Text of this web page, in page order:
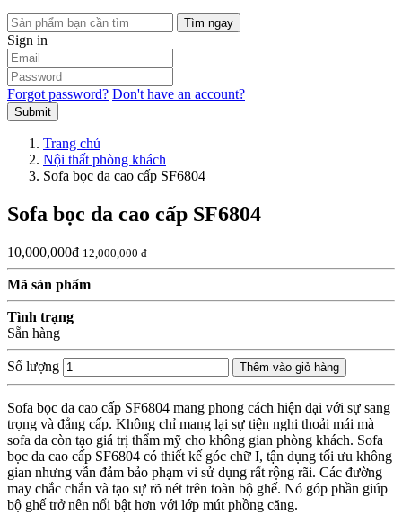
Tìm ngay
Sign in
Forgot password? Don't have an account?
Submit
Trang chủ
Nội thất phòng khách
Sofa bọc da cao cấp SF6804
Sofa bọc da cao cấp SF6804
10,000,000đ 12,000,000 đ
Mã sản phẩm
Tình trạng
Sẵn hàng
Số lượng Thêm vào giỏ hàng
Sofa bọc da cao cấp SF6804 mang phong cách hiện đại với sự sang
trọng và đẳng cấp. Không chỉ mang lại sự tiện nghi thoải mái mà
sofa da còn tạo giá trị thẩm mỹ cho không gian phòng khách. Sofa
bọc da cao cấp SF6804 có thiết kế góc chữ I, tận dụng tối ưu không
gian nhưng vẫn đảm bảo phạm vi sử dụng rất rộng rãi. Các đường
may chắc chắn và tạo sự rõ nét trên toàn bộ ghế. Nó góp phần giúp
bộ ghế trở nên nổi bật hơn với lớp mút phồng căng.